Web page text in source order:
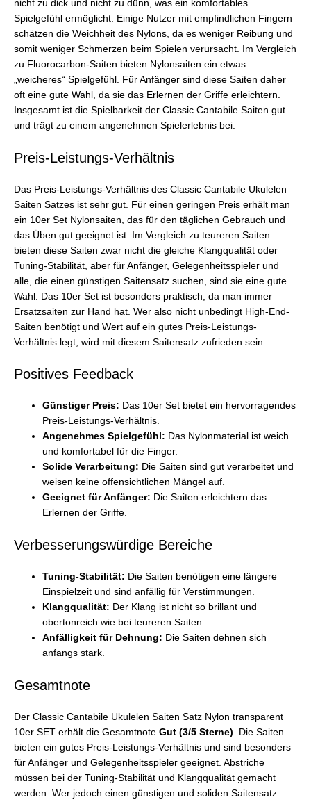
nicht zu dick und nicht zu dünn, was ein komfortables
Spielgefühl ermöglicht. Einige Nutzer mit empfindlichen Fingern
schätzen die Weichheit des Nylons, da es weniger Reibung und
somit weniger Schmerzen beim Spielen verursacht. Im Vergleich
zu Fluorocarbon-Saiten bieten Nylonsaiten ein etwas
„weicheres“ Spielgefühl. Für Anfänger sind diese Saiten daher
oft eine gute Wahl, da sie das Erlernen der Griffe erleichtern.
Insgesamt ist die Spielbarkeit der Classic Cantabile Saiten gut
und trägt zu einem angenehmen Spielerlebnis bei.
Preis-Leistungs-Verhältnis
Das Preis-Leistungs-Verhältnis des Classic Cantabile Ukulelen
Saiten Satzes ist sehr gut. Für einen geringen Preis erhält man
ein 10er Set Nylonsaiten, das für den täglichen Gebrauch und
das Üben gut geeignet ist. Im Vergleich zu teureren Saiten
bieten diese Saiten zwar nicht die gleiche Klangqualität oder
Tuning-Stabilität, aber für Anfänger, Gelegenheitsspieler und
alle, die einen günstigen Saitensatz suchen, sind sie eine gute
Wahl. Das 10er Set ist besonders praktisch, da man immer
Ersatzsaiten zur Hand hat. Wer also nicht unbedingt High-End-
Saiten benötigt und Wert auf ein gutes Preis-Leistungs-
Verhältnis legt, wird mit diesem Saitensatz zufrieden sein.
Positives Feedback
Günstiger Preis: Das 10er Set bietet ein hervorragendes
Preis-Leistungs-Verhältnis.
Angenehmes Spielgefühl: Das Nylonmaterial ist weich
und komfortabel für die Finger.
Solide Verarbeitung: Die Saiten sind gut verarbeitet und
weisen keine offensichtlichen Mängel auf.
Geeignet für Anfänger: Die Saiten erleichtern das
Erlernen der Griffe.
Verbesserungswürdige Bereiche
Tuning-Stabilität: Die Saiten benötigen eine längere
Einspielzeit und sind anfällig für Verstimmungen.
Klangqualität: Der Klang ist nicht so brillant und
obertonreich wie bei teureren Saiten.
Anfälligkeit für Dehnung: Die Saiten dehnen sich
anfangs stark.
Gesamtnote
Der Classic Cantabile Ukulelen Saiten Satz Nylon transparent
10er SET erhält die Gesamtnote Gut (3/5 Sterne) . Die Saiten
bieten ein gutes Preis-Leistungs-Verhältnis und sind besonders
für Anfänger und Gelegenheitsspieler geeignet. Abstriche
müssen bei der Tuning-Stabilität und Klangqualität gemacht
werden. Wer jedoch einen günstigen und soliden Saitensatz